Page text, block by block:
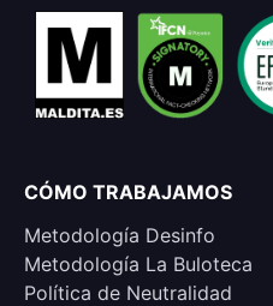
CÓMO TRABAJAMOS
Metodología Desinfo
Metodología La Buloteca
Política de Neutralidad